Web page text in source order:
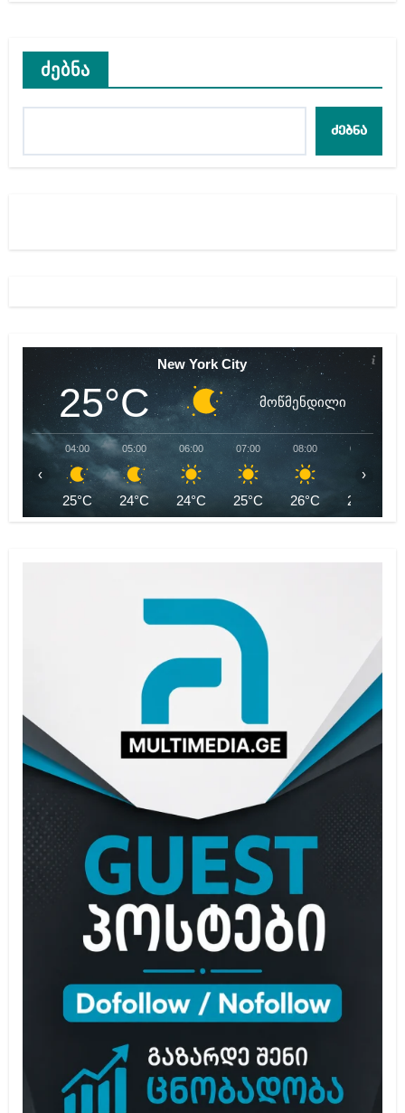
ძებნა
ძებნა
New York City
25°C მოწმენდილი
04:00
25°C
05:00
24°C
06:00
24°C
07:00
25°C
08:00
26°C
09:00
28°C
‹ ›